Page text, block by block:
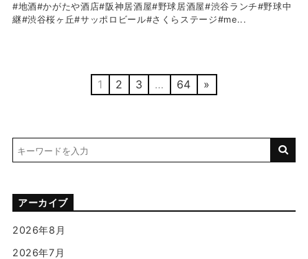
#地酒#かがたや酒店#阪神居酒屋#野球居酒屋#渋谷ランチ#野球中
継#渋谷桜ヶ丘#サッポロビール#さくらステージ#me...
1 2 3 … 64 »
アーカイブ
2026年8月
2026年7月